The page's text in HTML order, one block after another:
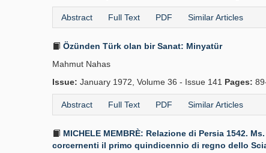
Abstract Full Text PDF Similar Articles
Özünden Türk olan bir Sanat: Minyatür
Mahmut Nahas
Issue: January 1972, Volume 36 - Issue 141 Pages:
Abstract Full Text PDF Similar Articles
MICHELE MEMBRÈ: Relazione di Persia 1542.
corcernenti il primo quindicennio di regno dello Scia